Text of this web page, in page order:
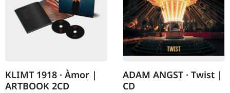
KLIMT 1918 · Àmor |
ARTBOOK 2CD
ADAM ANGST · Twist |
CD